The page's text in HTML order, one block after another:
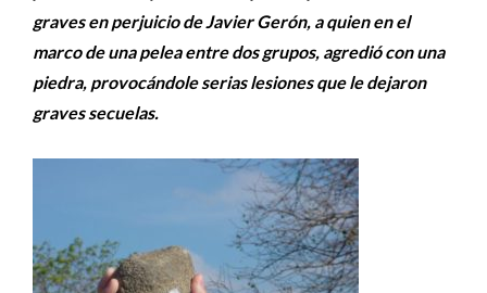
graves en perjuicio de Javier Gerón, a quien en el
marco de una pelea entre dos grupos, agredió con una
piedra, provocándole serias lesiones que le dejaron
graves secuelas.